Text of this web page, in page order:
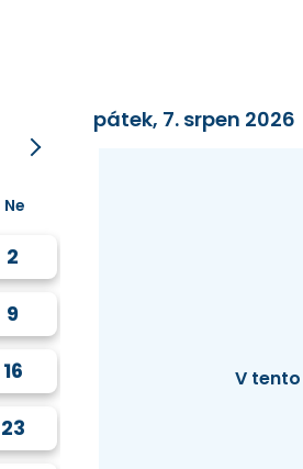
Ne
2
9
16
23
pátek, 7. srpen 2026
V